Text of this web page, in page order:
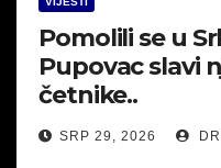
Pomolili se u
Pupovac slavi
četnike..
SRP 29, 2026